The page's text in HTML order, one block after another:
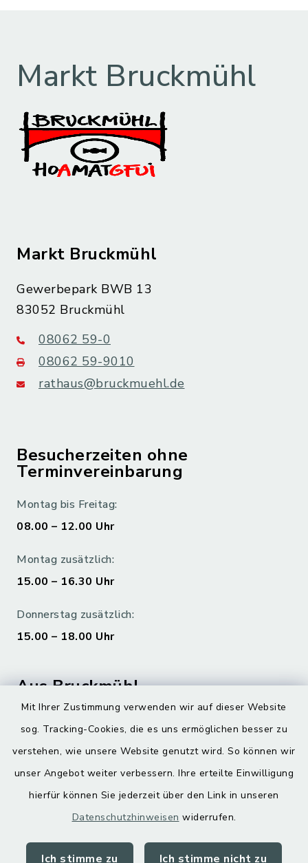
Mit Ihrer Zustimmung verwenden wir auf dieser Website
sog. Tracking-Cookies, die es uns ermöglichen besser zu
verstehen, wie unsere Website genutzt wird. So können wir
unser Angebot weiter verbessern. Ihre erteilte Einwilligung
hierfür können Sie jederzeit über den Link in unseren
Datenschutzhinweisen widerrufen.
Ich stimme zu Ich stimme nicht zu
Markt Bruckmühl
Markt Bruckmühl
Gewerbepark BWB 13
83052 Bruckmühl
08062 59-0
08062 59-9010
rathaus@bruckmuehl.de
Besucherzeiten ohne
Terminvereinbarung
Montag bis Freitag:
08.00 – 12.00 Uhr
Montag zusätzlich:
15.00 – 16.30 Uhr
Donnerstag zusätzlich:
15.00 – 18.00 Uhr
Aus Bruckmühl
Digitaler Ortsplan